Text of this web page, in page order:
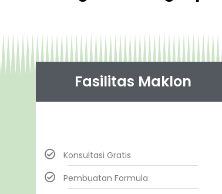
Fasilitas Maklon
Konsultasi Gratis
Pembuatan Formula